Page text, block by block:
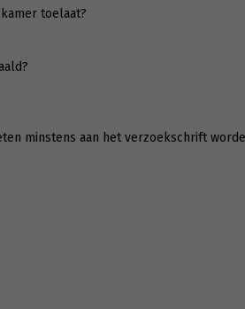
toelaat?
minstens aan het verzoekschrift